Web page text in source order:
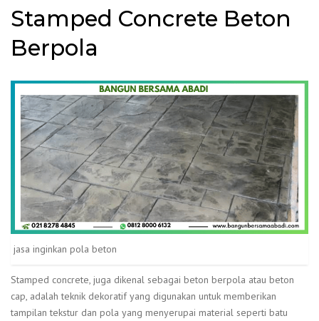
Stamped Concrete Beton
Berpola
jasa inginkan pola beton
Stamped concrete, juga dikenal sebagai beton berpola atau beton
cap, adalah teknik dekoratif yang digunakan untuk memberikan
tampilan tekstur dan pola yang menyerupai material seperti batu